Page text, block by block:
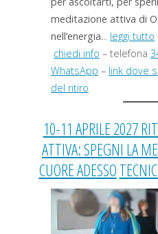
meditazione attiva di
nell’energia... leggi tutto
chiedi info – telefona
WhatsApp – link dove
del ritiro
10-11 APRILE 2027
ATTIVA: SPEGNI LA
CUORE ADESSO